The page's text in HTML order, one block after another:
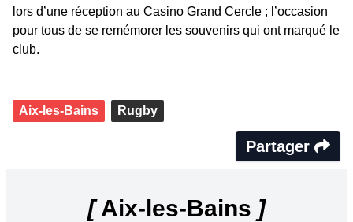
lors d’une réception au Casino Grand Cercle ; l’occasion
pour tous de se remémorer les souvenirs qui ont marqué le
club.
Aix-les-Bains Rugby
Partager
[Aix-les-Bains ]